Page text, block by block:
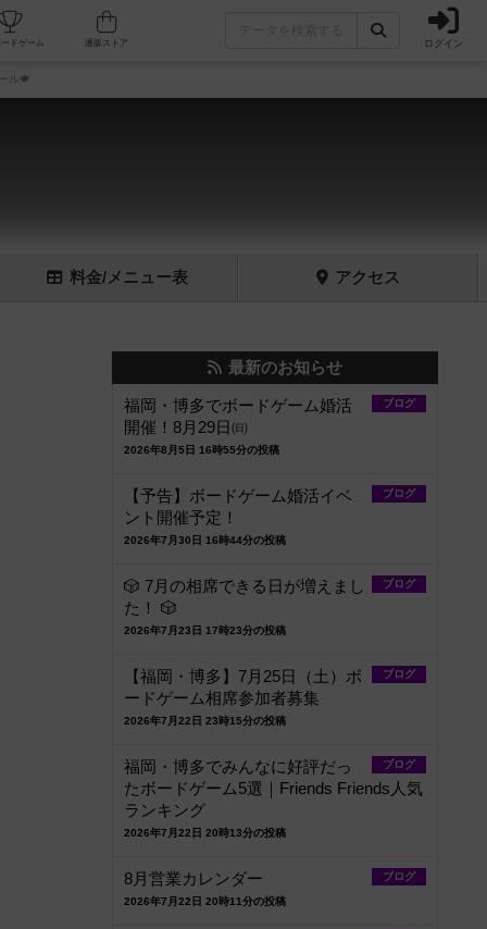
ェ/店舗 人気ボードゲーム ログイン
ル🍁
料金/メニュー表 アクセス
最新のお知らせ
ブログ
福岡・博多でボードゲーム婚活
開催！8月29日㈰
2026年8月5日 16時55分の投稿
ブログ
【予告】ボードゲーム婚活イベ
ント開催予定！
2026年7月30日 16時44分の投稿
ブログ
🎲 7月の相席できる日が増えまし
た！ 🎲
2026年7月23日 17時23分の投稿
ブログ
【福岡・博多】7月25日（土）ボ
ードゲーム相席参加者募集
2026年7月22日 23時15分の投稿
ブログ
福岡・博多でみんなに好評だっ
たボードゲーム5選｜Friends Friends人気
ランキング
2026年7月22日 20時13分の投稿
ブログ
8月営業カレンダー
2026年7月22日 20時11分の投稿